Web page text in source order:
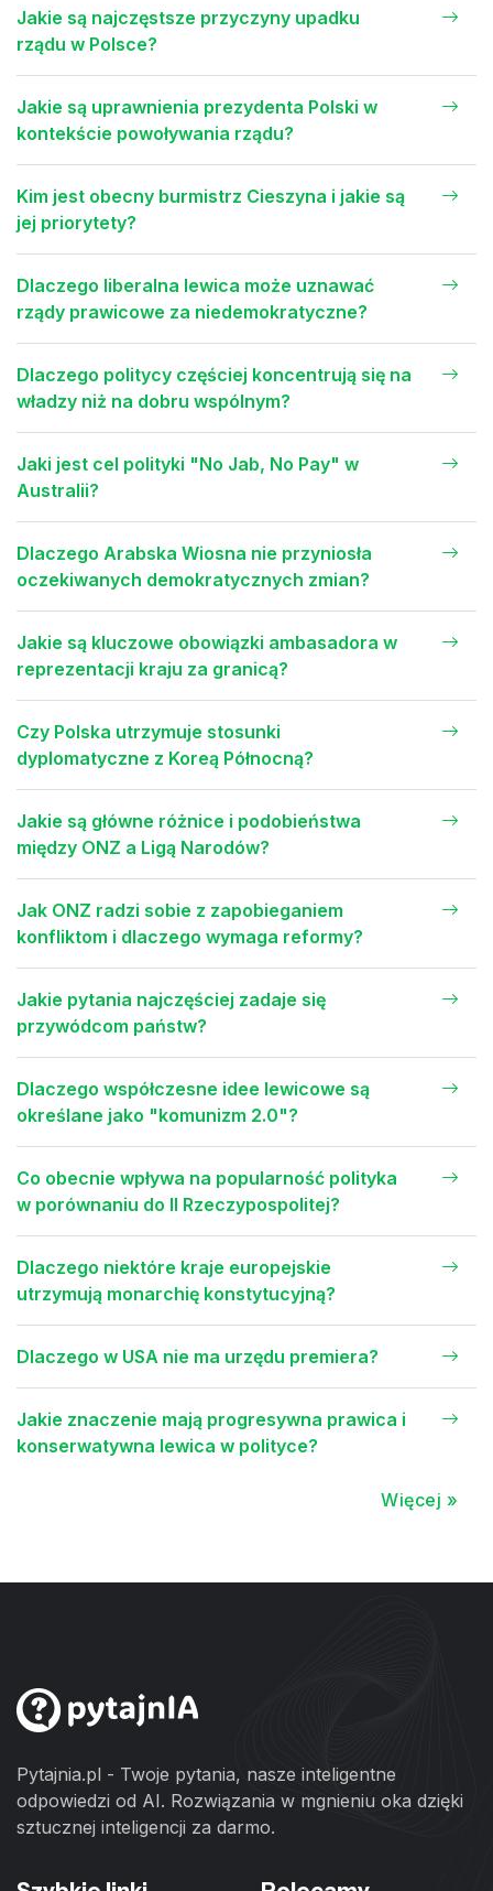
Jakie są najczęstsze przyczyny upadku
rządu w Polsce?
Jakie są uprawnienia prezydenta Polski w
kontekście powoływania rządu?
Kim jest obecny burmistrz Cieszyna i jakie są
jej priorytety?
Dlaczego liberalna lewica może uznawać
rządy prawicowe za niedemokratyczne?
Dlaczego politycy częściej koncentrują się na
władzy niż na dobru wspólnym?
Jaki jest cel polityki "No Jab, No Pay" w
Australii?
Dlaczego Arabska Wiosna nie przyniosła
oczekiwanych demokratycznych zmian?
Jakie są kluczowe obowiązki ambasadora w
reprezentacji kraju za granicą?
Czy Polska utrzymuje stosunki
dyplomatyczne z Koreą Północną?
Jakie są główne różnice i podobieństwa
między ONZ a Ligą Narodów?
Jak ONZ radzi sobie z zapobieganiem
konfliktom i dlaczego wymaga reformy?
Jakie pytania najczęściej zadaje się
przywódcom państw?
Dlaczego współczesne idee lewicowe są
określane jako "komunizm 2.0"?
Co obecnie wpływa na popularność polityka
w porównaniu do II Rzeczypospolitej?
Dlaczego niektóre kraje europejskie
utrzymują monarchię konstytucyjną?
Dlaczego w USA nie ma urzędu premiera?
Jakie znaczenie mają progresywna prawica i
konserwatywna lewica w polityce?
Więcej »
Pytajnia.pl - Twoje pytania, nasze inteligentne
odpowiedzi od AI. Rozwiązania w mgnieniu oka dzięki
sztucznej inteligencji za darmo.